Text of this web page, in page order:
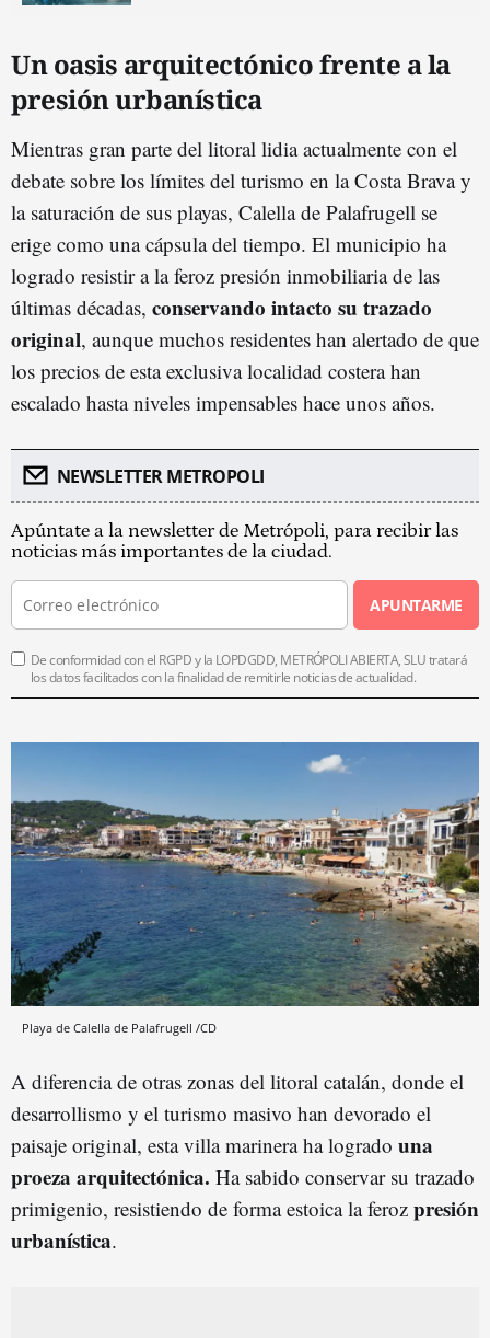
Un oasis arquitectónico frente a la
presión urbanística
Mientras gran parte del litoral lidia actualmente con el
debate sobre los límites del turismo en la Costa Brava y
la saturación de sus playas, Calella de Palafrugell se
erige como una cápsula del tiempo. El municipio ha
logrado resistir a la feroz presión inmobiliaria de las
últimas décadas, conservando intacto su trazado
original, aunque muchos residentes han alertado de que
los precios de esta exclusiva localidad costera han
escalado hasta niveles impensables hace unos años.
NEWSLETTER METROPOLI
Apúntate a la newsletter de Metrópoli, para recibir las
noticias más importantes de la ciudad.
APUNTARME
De conformidad con el RGPD y la LOPDGDD, METRÓPOLI ABIERTA, SLU tratará
los datos facilitados con la finalidad de remitirle noticias de actualidad.
Playa de Calella de Palafrugell /CD
A diferencia de otras zonas del litoral catalán, donde el
desarrollismo y el turismo masivo han devorado el
paisaje original, esta villa marinera ha logrado una
proeza arquitectónica. Ha sabido conservar su trazado
primigenio, resistiendo de forma estoica la feroz presión
urbanística.